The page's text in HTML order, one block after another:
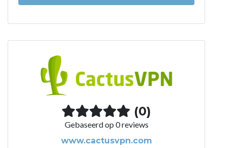
(0)
Gebaseerd op 0 reviews
www.cactusvpn.com